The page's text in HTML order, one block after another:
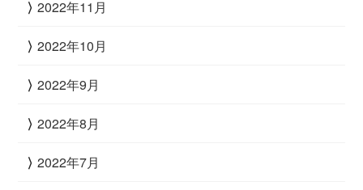
2022年11月
2022年10月
2022年9月
2022年8月
2022年7月